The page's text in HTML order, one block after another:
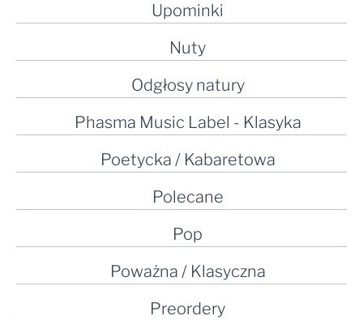
Upominki
Nuty
Odgłosy natury
Phasma Music Label - Klasyka
Poetycka / Kabaretowa
Polecane
Pop
Poważna / Klasyczna
Preordery